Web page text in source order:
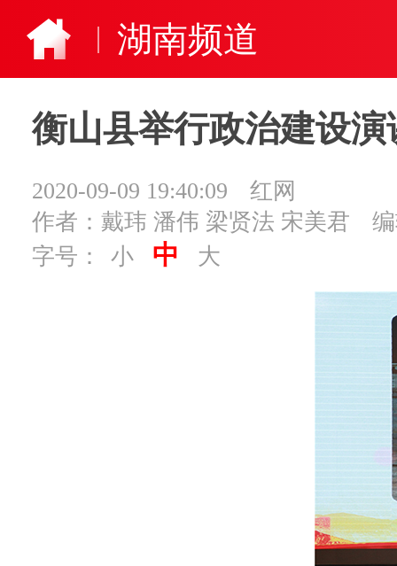
湖南频道
衡山县举行政治建设
2020-09-09 19:40:09
红网
作者：戴玮 潘伟 梁贤法 宋美君
字号：
小 中 大